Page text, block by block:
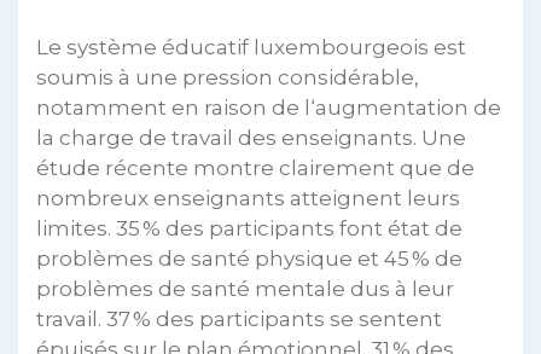
Le système éducatif luxembourgeois est
soumis à une pression considérable,
notamment en raison de l‘augmentation de
la charge de travail des enseignants. Une
étude récente montre clairement que de
nombreux enseignants atteignent leurs
limites. 35 % des participants font état de
problèmes de santé physique et 45 % de
problèmes de santé mentale dus à leur
travail. 37 % des participants se sentent